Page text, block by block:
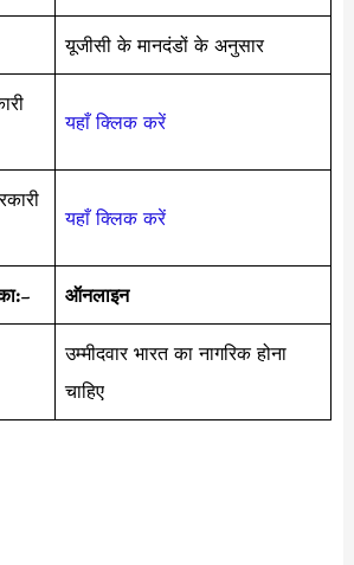
यूजीसी के मानदंडों के अनुसार
यहाँ क्लिक करें
यहाँ क्लिक करें
– ऑनलाइन
उम्मीदवार भारत का नागरिक होना
चाहिए